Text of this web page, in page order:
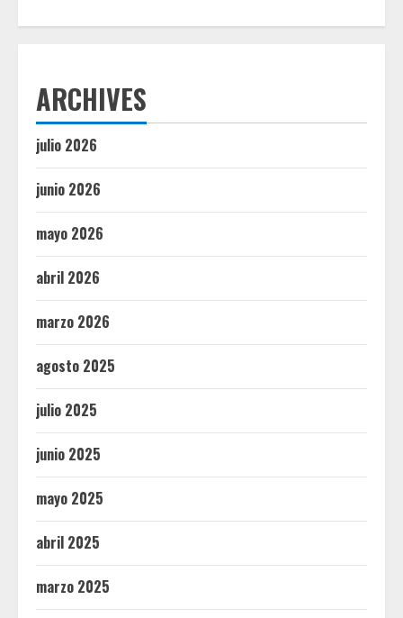
ARCHIVES
julio 2026
junio 2026
mayo 2026
abril 2026
marzo 2026
agosto 2025
julio 2025
junio 2025
mayo 2025
abril 2025
marzo 2025